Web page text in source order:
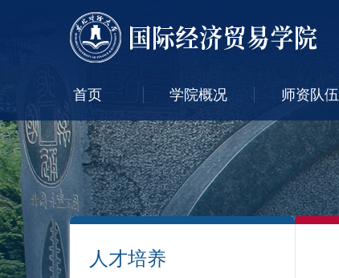
首页 学院概况 师资队伍
人才培养